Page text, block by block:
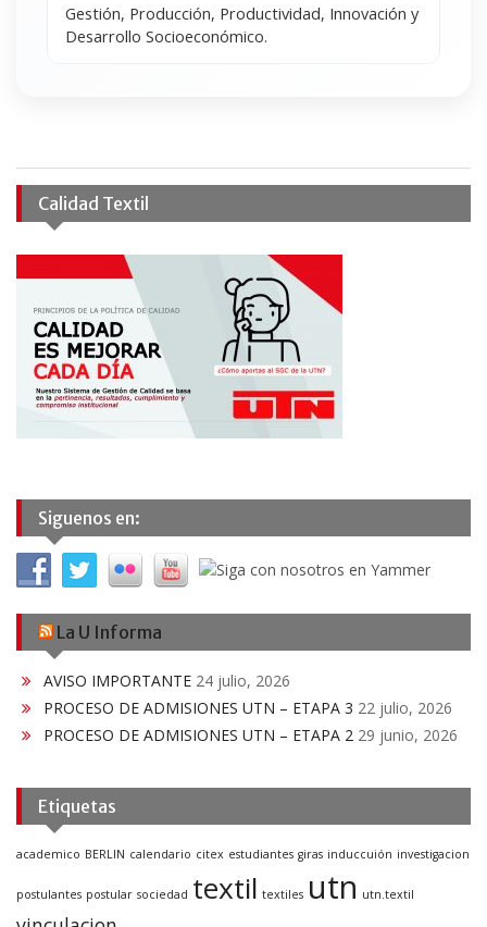
Gestión, Producción, Productividad, Innovación y
Desarrollo Socioeconómico.
Calidad Textil
Siguenos en:
La U Informa
AVISO IMPORTANTE 24 julio, 2026
PROCESO DE ADMISIONES UTN – ETAPA 3 22 julio, 2026
PROCESO DE ADMISIONES UTN – ETAPA 2 29 junio, 2026
Etiquetas
academico BERLIN calendario citex estudiantes giras induccuión investigacion
postulantes postular sociedad textil textiles utn utn.textil